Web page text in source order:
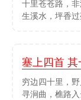
十里苍苍路，
生溪水，坪香
塞上四首 其
穷边四十里，
寻涧曲，樵路